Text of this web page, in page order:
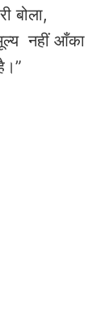
बोला,
नहीं आँका